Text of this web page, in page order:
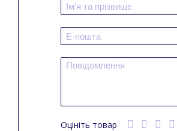
Оцініть товар